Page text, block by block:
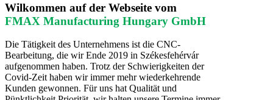
Wilkommen auf der Webseite vom
FMAX Manufacturing Hungary GmbH
Die Tätigkeit des Unternehmens ist die CNC-
Bearbeitung, die wir Ende 2019 in Székesfehérvár
aufgenommen haben. Trotz der Schwierigkeiten der
Covid-Zeit haben wir immer mehr wiederkehrende
Kunden gewonnen. Für uns hat Qualität und